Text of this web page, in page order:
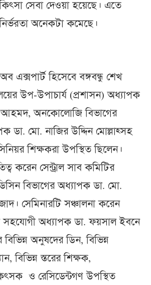
সেবা দেওয়া হয়েছে। এতে
অনেকটা কমেছে।
এক্সপার্ট হিসেবে বঙ্গবন্ধু শেখ
উপ-উপাচার্য (প্রশাসন) অধ্যাপক
আহমদ, অনকোলোজি বিভাগের
ডা. মো. নাজির উদ্দিন মোল্লাহ্সহ
শিক্ষকরা উপস্থিত ছিলেন।
করেন সেন্ট্রাল সাব কমিটির
বিভাগের অধ্যাপক ডা. মো.
সেমিনারটি সঞ্চালনা করেন
সহযোগী অধ্যাপক ডা. ফয়সাল ইবনে
অনুষদের ডিন, বিভিন্ন
বিভিন্ন স্তরের শিক্ষক,
ও রেসিডেন্টগণ উপস্থিত